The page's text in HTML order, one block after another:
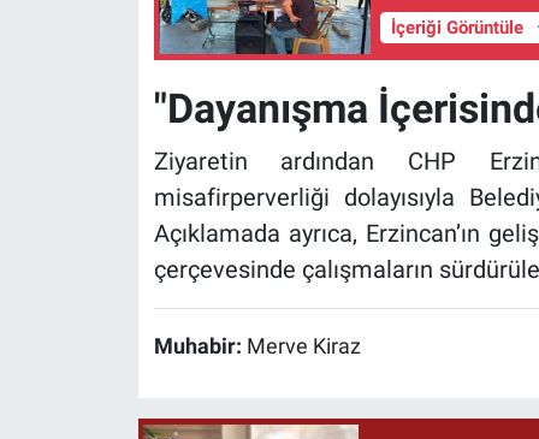
İçeriği Görüntüle
"Dayanışma
Ziyaretin ardından CHP
misafirperverliği dolayısıyla
Açıklamada ayrıca, Erzincan’ın
çerçevesinde çalışmaların
Muhabir: Merve Kiraz